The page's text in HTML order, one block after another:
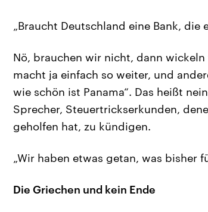
„Braucht Deutschland eine Bank, die
Nö, brauchen wir nicht, dann
macht ja einfach so weiter, und
wie schön ist Panama“. Das heißt
Sprecher, Steuertrickserkunden,
geholfen hat, zu kündigen.
„Wir haben etwas getan, was bisher
Die Griechen und kein Ende